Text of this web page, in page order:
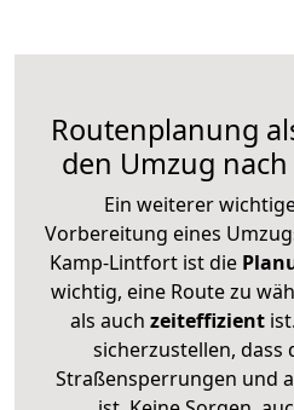
Routenplanung
den Umzug
Ein weiterer
Vorbereitung eines
Kamp-Lintfort ist die
wichtig, eine Route zu
als auch zeiteffizient
sicherzustellen, dass
Straßensperrungen und